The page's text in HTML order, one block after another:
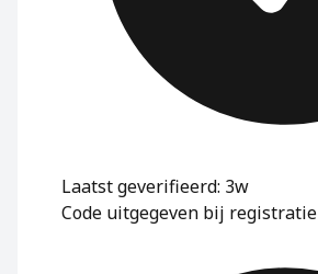
Laatst geverifieerd: 3w
Code uitgegeven bij registratie